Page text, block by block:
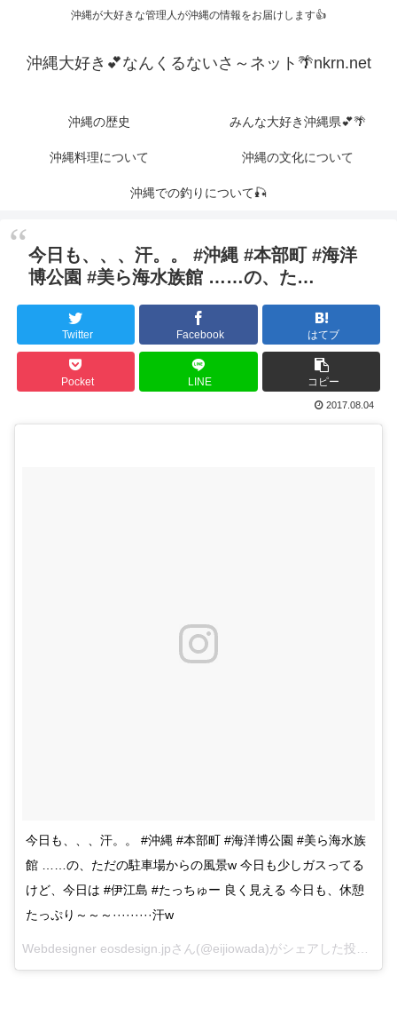
沖縄が大好きな管理人が沖縄の情報をお届けします👍
沖縄大好き💕なんくるないさ～ネット🌴nkrn.net
沖縄の歴史 みんな大好き沖縄県💕🌴
沖縄料理について 沖縄の文化について
沖縄での釣りについて🎣
今日も、、、汗。。 #沖縄 #本部町 #海洋
博公園 #美ら海水族館 ……の、た…
Twitter Facebook はてブ
Pocket LINE コピー
2017.08.04
今日も、、、汗。。 #沖縄 #本部町 #海洋博公園 #美ら海水族
館 ……の、ただの駐車場からの風景w 今日も少しガスってる
けど、今日は #伊江島 #たっちゅー 良く見える 今日も、休憩
たっぷり～～～·········汗w
Webdesigner eosdesign.jpさん(@eijiowada)がシェアした投稿 –